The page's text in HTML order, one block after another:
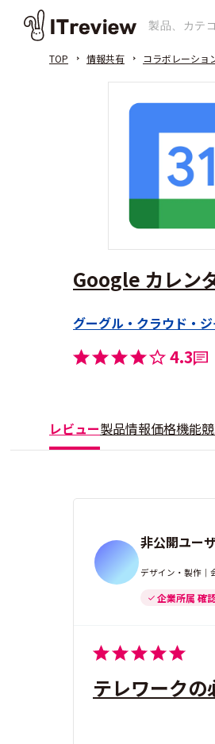
TOP 情報共有 コラボレーショ
Google カレン
グーグル・クラウド・
4.3
レビュー製品情報価格機能
非公開ユー
デザイン・製作｜
企業所属 確
テレワークの